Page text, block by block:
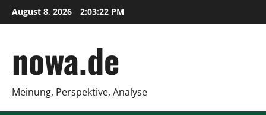
Zum
Inhalt
August 8, 2026 2:03:22 PM
nowa.de
Meinung, Perspektive, Analyse